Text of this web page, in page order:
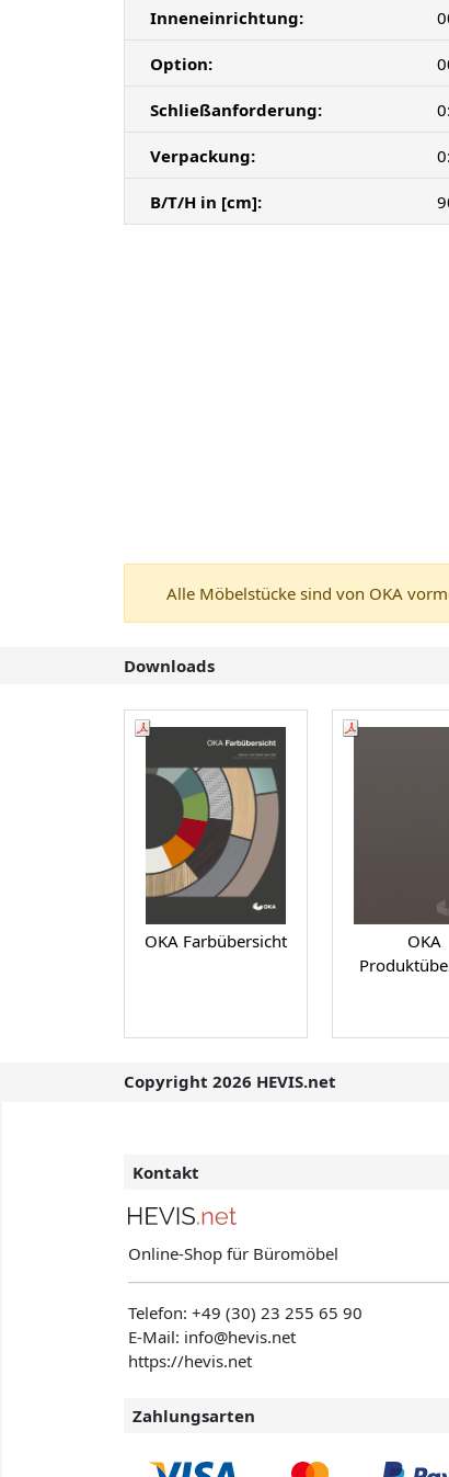
Inneneinrichtung:
Option:
Schließanforderung:
Verpackung:
B/T/H in [cm]:
Alle Möbelstücke sind von OKA
Downloads
OKA Farbübersicht
OKA
Copyright 2026 HEVIS.net
Kontakt
Online-Shop für Büromöbel
Telefon:+49 (30) 23 255 65 90
E-Mail: info@hevis.net
https://hevis.net
Zahlungsarten